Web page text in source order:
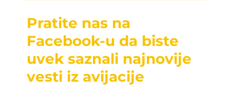
Pratite nas na
Facebook-u da biste
uvek saznali najnovije
vesti iz avijacije